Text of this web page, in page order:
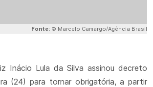
Fonte: © Marcelo Camargo/Agência Brasil
Inácio Lula da Silva assinou decreto
(24) para tornar obrigatória, a partir